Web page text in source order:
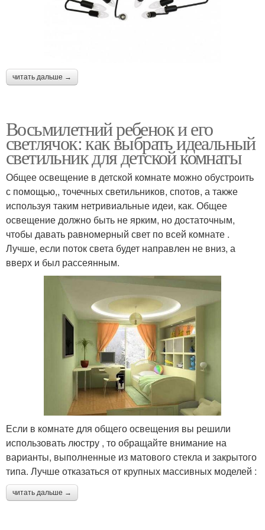
читать дальше →
Восьмилетний ребенок и его
светлячок: как выбрать идеальный
светильник для детской комнаты
Общее освещение в детской комнате можно обустроить
с помощью,, точечных светильников, спотов, а также
используя таким нетривиальные идеи, как. Общее
освещение должно быть не ярким, но достаточным,
чтобы давать равномерный свет по всей комнате .
Лучше, если поток света будет направлен не вниз, а
вверх и был рассеянным.
Если в комнате для общего освещения вы решили
использовать люстру , то обращайте внимание на
варианты, выполненные из матового стекла и закрытого
типа. Лучше отказаться от крупных массивных моделей :
читать дальше →